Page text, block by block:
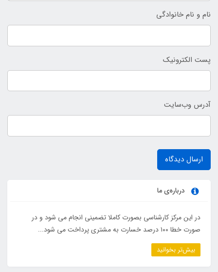
نام و نام خانوادگی
پست الکترونیک
آدرس وب‌سایت
ارسال دیدگاه
درباره‌ی ما
در این مرکز کارشناسی بصورت کاملا تضمینی انجام می شود و در
صورت خطا ۱۰۰ درصد خسارت به مشتری پرداخت می شود...
بیش‌تر بخوانید